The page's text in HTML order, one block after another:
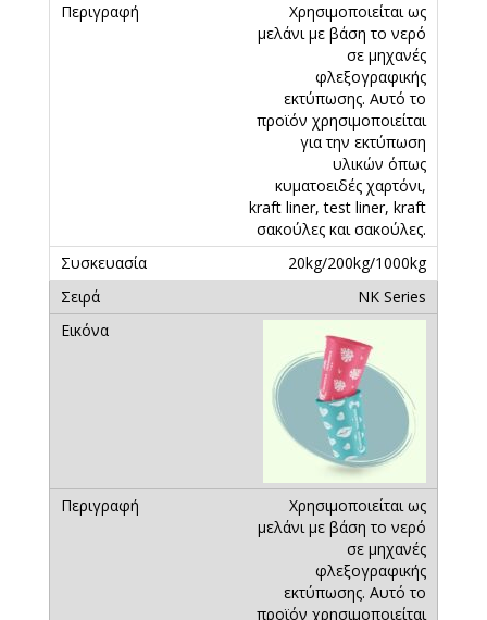
Χρησιμοποιείται ως
μελάνι με βάση το νερό
σε μηχανές
φλεξογραφικής
εκτύπωσης. Αυτό το
προϊόν χρησιμοποιείται
για την εκτύπωση
υλικών όπως
κυματοειδές χαρτόνι,
kraft liner, test liner, kraft
σακούλες και σακούλες.
20kg/200kg/1000kg
ΝΚ Series
Χρησιμοποιείται ως
μελάνι με βάση το νερό
σε μηχανές
φλεξογραφικής
εκτύπωσης. Αυτό το
προϊόν χρησιμοποιείται